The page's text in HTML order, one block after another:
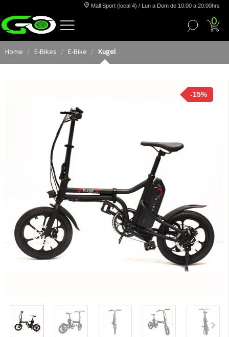
Mall Sport (local 4) / Lun a Dom de 10:00 a 20:00hrs
0
Home E-Bikes E-Bike Kugel
-15%